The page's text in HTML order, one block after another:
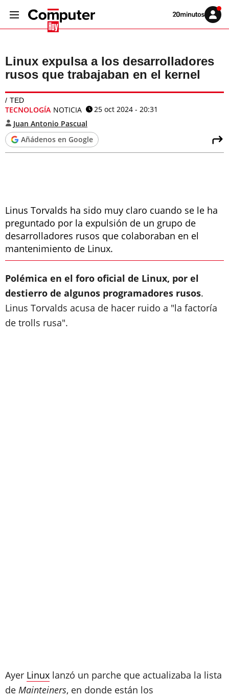
Volver
Iniciar
sesión
Linux expulsa a los desarrolladores
rusos que trabajaban en el kernel
TED
TECNOLOGÍA NOTICIA
25 oct 2024 - 20:31
Juan Antonio Pascual
Añádenos en Google
Linus Torvalds ha sido muy claro cuando se le ha
preguntado por la expulsión de un grupo de
desarrolladores rusos que colaboraban en el
mantenimiento de Linux.
Polémica en el foro oficial de Linux, por el
destierro de algunos programadores rusos.
Linus Torvalds acusa de hacer ruido a "la factoría
de trolls rusa".
Ayer Linux lanzó un parche que actualizaba la lista
de Mainteiners, en donde están los